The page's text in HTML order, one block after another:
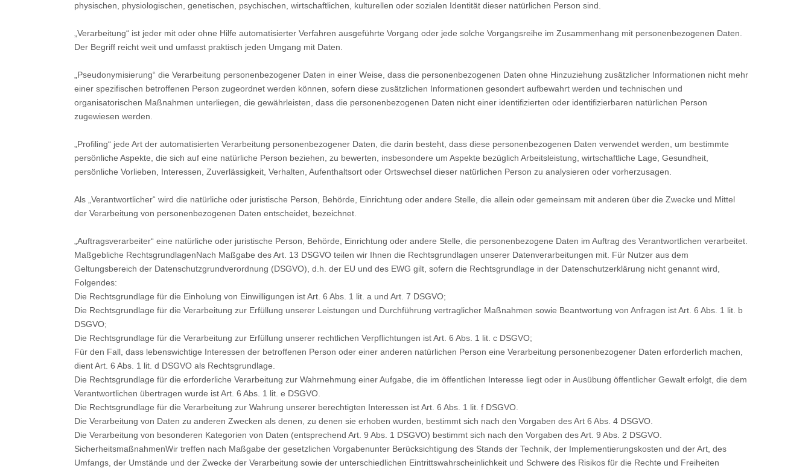
physischen, physiologischen, genetischen, psychischen, wirtschaftlichen, kulturellen oder sozialen Identität dieser natürlichen Person sind.
„Verarbeitung“ ist jeder mit oder ohne Hilfe automatisierter Verfahren ausgeführte Vorgang oder jede solche Vorgangsreihe im Zusammenhang mit personenbezogenen Daten.
Der Begriff reicht weit und umfasst praktisch jeden Umgang mit Daten.
„Pseudonymisierung“ die Verarbeitung personenbezogener Daten in einer Weise, dass die personenbezogenen Daten ohne Hinzuziehung zusätzlicher Informationen nicht mehr
einer spezifischen betroffenen Person zugeordnet werden können, sofern diese zusätzlichen Informationen gesondert aufbewahrt werden und technischen und
organisatorischen Maßnahmen unterliegen, die gewährleisten, dass die personenbezogenen Daten nicht einer identifizierten oder identifizierbaren natürlichen Person
zugewiesen werden.
„Profiling“ jede Art der automatisierten Verarbeitung personenbezogener Daten, die darin besteht, dass diese personenbezogenen Daten verwendet werden, um bestimmte
persönliche Aspekte, die sich auf eine natürliche Person beziehen, zu bewerten, insbesondere um Aspekte bezüglich Arbeitsleistung, wirtschaftliche Lage, Gesundheit,
persönliche Vorlieben, Interessen, Zuverlässigkeit, Verhalten, Aufenthaltsort oder Ortswechsel dieser natürlichen Person zu analysieren oder vorherzusagen.
Als „Verantwortlicher“ wird die natürliche oder juristische Person, Behörde, Einrichtung oder andere Stelle, die allein oder gemeinsam mit anderen über die Zwecke und Mittel
der Verarbeitung von personenbezogenen Daten entscheidet, bezeichnet.
„Auftragsverarbeiter“ eine natürliche oder juristische Person, Behörde, Einrichtung oder andere Stelle, die personenbezogene Daten im Auftrag des Verantwortlichen verarbeitet.
Maßgebliche RechtsgrundlagenNach Maßgabe des Art. 13 DSGVO teilen wir Ihnen die Rechtsgrundlagen unserer Datenverarbeitungen mit. Für Nutzer aus dem
Geltungsbereich der Datenschutzgrundverordnung (DSGVO), d.h. der EU und des EWG gilt, sofern die Rechtsgrundlage in der Datenschutzerklärung nicht genannt wird,
Folgendes:
Die Rechtsgrundlage für die Einholung von Einwilligungen ist Art. 6 Abs. 1 lit. a und Art. 7 DSGVO;
Die Rechtsgrundlage für die Verarbeitung zur Erfüllung unserer Leistungen und Durchführung vertraglicher Maßnahmen sowie Beantwortung von Anfragen ist Art. 6 Abs. 1 lit. b
DSGVO;
Die Rechtsgrundlage für die Verarbeitung zur Erfüllung unserer rechtlichen Verpflichtungen ist Art. 6 Abs. 1 lit. c DSGVO;
Für den Fall, dass lebenswichtige Interessen der betroffenen Person oder einer anderen natürlichen Person eine Verarbeitung personenbezogener Daten erforderlich machen,
dient Art. 6 Abs. 1 lit. d DSGVO als Rechtsgrundlage.
Die Rechtsgrundlage für die erforderliche Verarbeitung zur Wahrnehmung einer Aufgabe, die im öffentlichen Interesse liegt oder in Ausübung öffentlicher Gewalt erfolgt, die dem
Verantwortlichen übertragen wurde ist Art. 6 Abs. 1 lit. e DSGVO.
Die Rechtsgrundlage für die Verarbeitung zur Wahrung unserer berechtigten Interessen ist Art. 6 Abs. 1 lit. f DSGVO.
Die Verarbeitung von Daten zu anderen Zwecken als denen, zu denen sie erhoben wurden, bestimmt sich nach den Vorgaben des Art 6 Abs. 4 DSGVO.
Die Verarbeitung von besonderen Kategorien von Daten (entsprechend Art. 9 Abs. 1 DSGVO) bestimmt sich nach den Vorgaben des Art. 9 Abs. 2 DSGVO.
SicherheitsmaßnahmenWir treffen nach Maßgabe der gesetzlichen Vorgabenunter Berücksichtigung des Stands der Technik, der Implementierungskosten und der Art, des
Umfangs, der Umstände und der Zwecke der Verarbeitung sowie der unterschiedlichen Eintrittswahrscheinlichkeit und Schwere des Risikos für die Rechte und Freiheiten